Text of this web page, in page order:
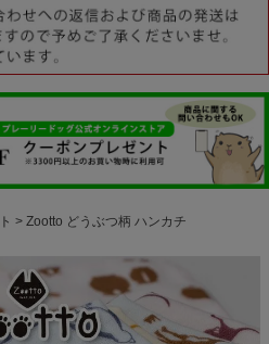
Zootto どうぶつ柄 ハンカチ